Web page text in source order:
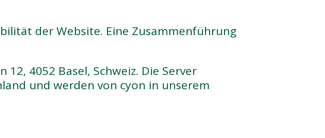
der Website. Eine Zusammenführung
4052 Basel, Schweiz. Die Server
und werden von cyon in unserem